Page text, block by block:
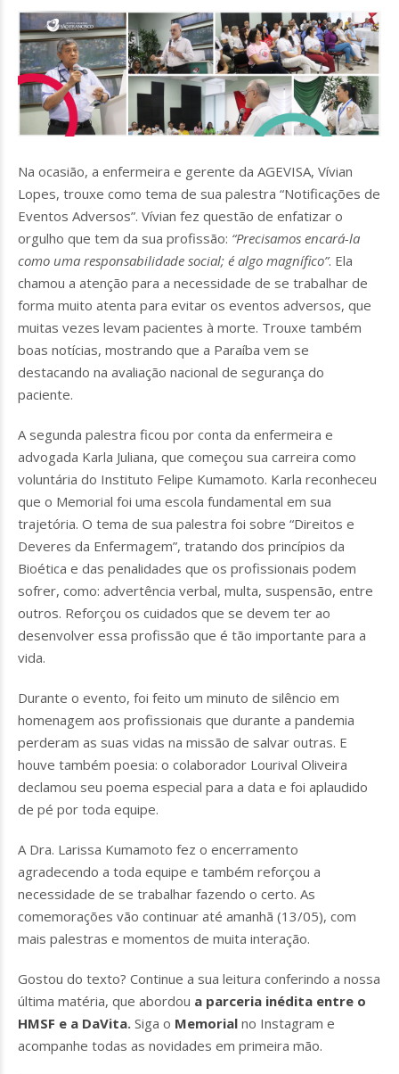
Na ocasião, a enfermeira e gerente da AGEVISA, Vívian
Lopes, trouxe como tema de sua palestra “Notificações de
Eventos Adversos”. Vívian fez questão de enfatizar o
orgulho que tem da sua profissão: “Precisamos encará-la
como uma responsabilidade social; é algo magnífico”. Ela
chamou a atenção para a necessidade de se trabalhar de
forma muito atenta para evitar os eventos adversos, que
muitas vezes levam pacientes à morte. Trouxe também
boas notícias, mostrando que a Paraíba vem se
destacando na avaliação nacional de segurança do
paciente.
A segunda palestra ficou por conta da enfermeira e
advogada Karla Juliana, que começou sua carreira como
voluntária do Instituto Felipe Kumamoto. Karla reconheceu
que o Memorial foi uma escola fundamental em sua
trajetória. O tema de sua palestra foi sobre “Direitos e
Deveres da Enfermagem”, tratando dos princípios da
Bioética e das penalidades que os profissionais podem
sofrer, como: advertência verbal, multa, suspensão, entre
outros. Reforçou os cuidados que se devem ter ao
desenvolver essa profissão que é tão importante para a
vida.
Durante o evento, foi feito um minuto de silêncio em
homenagem aos profissionais que durante a pandemia
perderam as suas vidas na missão de salvar outras. E
houve também poesia: o colaborador Lourival Oliveira
declamou seu poema especial para a data e foi aplaudido
de pé por toda equipe.
A Dra. Larissa Kumamoto fez o encerramento
agradecendo a toda equipe e também reforçou a
necessidade de se trabalhar fazendo o certo. As
comemorações vão continuar até amanhã (13/05), com
mais palestras e momentos de muita interação.
Gostou do texto? Continue a sua leitura conferindo a nossa
última matéria, que abordou a parceria inédita entre o
HMSF e a DaVita. Siga o Memorial no Instagram e
acompanhe todas as novidades em primeira mão.